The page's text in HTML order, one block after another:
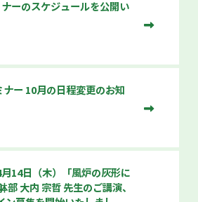
ーのスケジュールを公開い
ー 10月の日程変更のお知
月14日（木）「風炉の灰形に
部 大内 宗哲 先生のご講演、